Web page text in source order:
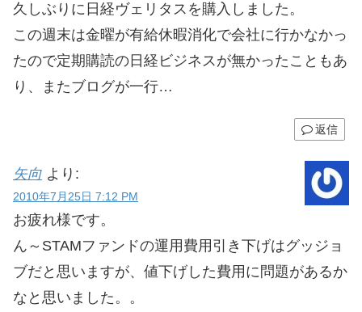
久しぶりに日経ヴェリタスを購入しました。
この週末は金曜が有給休暇消化で会社に行かなかっ
たので定期購読の日経ビジネスが無かったこともあ
り、またブログが一行…
返信
矢向 より:
2010年7月25日 7:12 PM
お疲れ様です。
ん～STAMファンドの運用費用引き下げはグッジョ
ブだと思いますが、値下げした費用に問題があるか
なと思いました。。